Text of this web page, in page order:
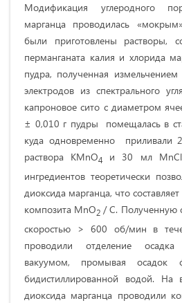
Модификация углеродного
марганца проводилась
были приготовлены
перманганата калия и хлорида
пудра, полученная
электродов из спектрального
капроновое сито с диаметром
± 0,010 г пудры помещалась в
куда одновременно приливали
раствора KMnO4 и 30 мл MnCl
ингредиентов теоретически
диоксида марганца, что
композита MnO2 / C. Полученную
скоростью > 600 об/мин в
проводили отделение
вакуумом, промывая осадок
бидистиллированной водой. На
диоксида марганца проводили